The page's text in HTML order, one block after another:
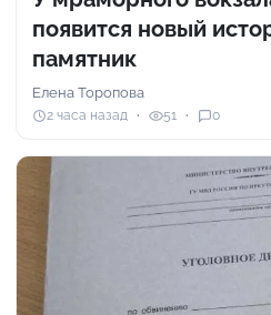
появится новый
памятник
Елена Торопова
2 часа назад 51 0